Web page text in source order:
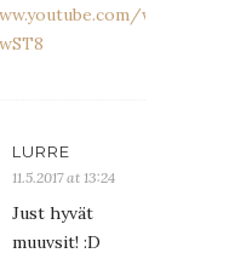
watch?
LURRE
11.5.2017 at 13:24
Just hyvät
muuvsit! :D